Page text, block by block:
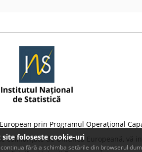
prin Programul Operațional
de Uniunea Europeană, vă
site foloseste cookie-uri
fără a schimba setările din browserul